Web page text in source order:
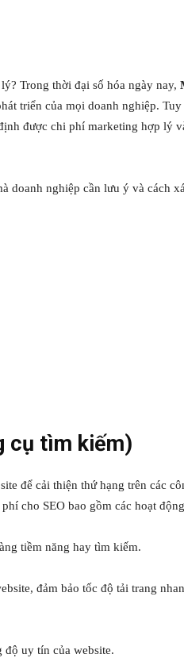
Trong thời đại số hóa ngày nay,
triển của mọi doanh nghiệp. Tuy
được chi phí marketing hợp lý
doanh nghiệp cần lưu ý và cách
cụ tìm kiếm)
để cải thiện thứ hạng trên các
cho SEO bao gồm các hoạt
tiềm năng hay tìm kiếm.
đảm bảo tốc độ tải trang
độ uy tín của website.